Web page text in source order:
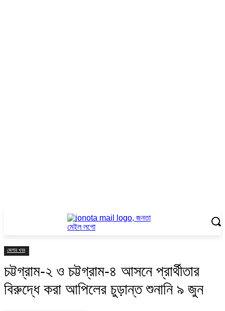
জেলার খবর
চট্টগ্রাম-২ ও চট্টগ্রাম-৪ আসনে প্রার্থীতার
বিরুদ্ধে করা আপিলের চুড়ান্ত শুনানি ৯ জুন